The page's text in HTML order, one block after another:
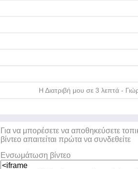
Η Διατριβή μου σε 3 λεπτά -
Για να μπορέσετε να αποθηκεύσετε
βίντεο απαιτείται πρώτα να συνδεθείτε
Ενσωμάτωση βίντεο